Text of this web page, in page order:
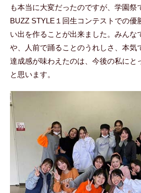
も本当に大変だったのですが、学園祭
BUZZ STYLE１回生コンテストでの優
い出を作ることが出来ました。みんな
や、人前で踊ることのうれしさ、本気
達成感が味わえたのは、今後の私にと
と思います。